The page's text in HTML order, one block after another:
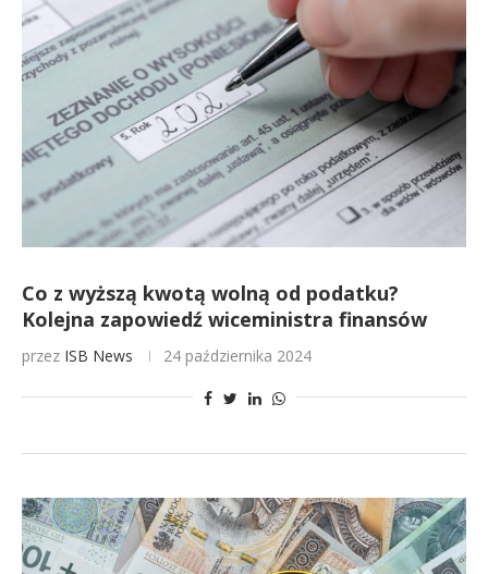
Co z wyższą kwotą wolną od podatku?
Kolejna zapowiedź wiceministra finansów
przez ISB News 24 października 2024